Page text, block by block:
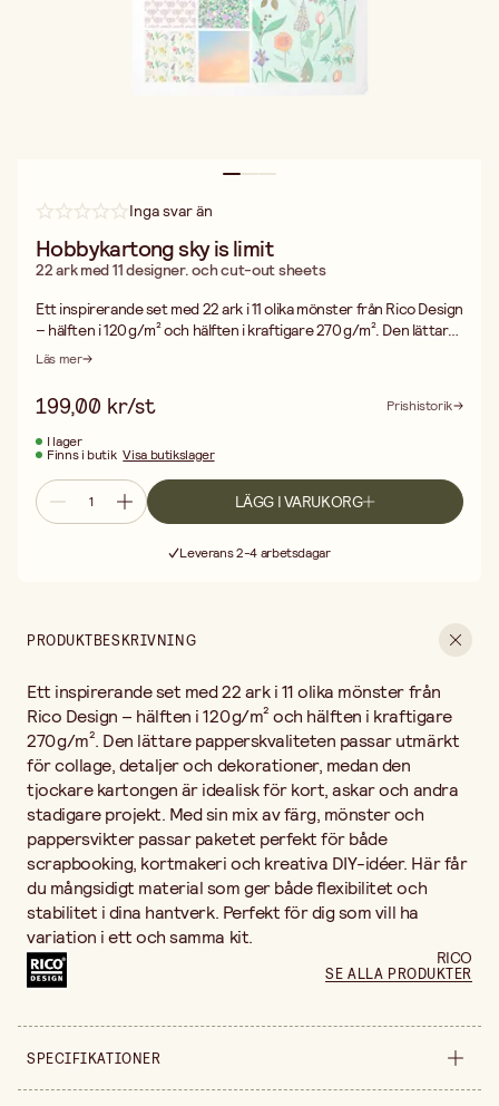
Inga svar än
Hobbykartong sky is limit
22 ark med 11 designer. och cut-out sheets
Ett inspirerande set med 22 ark i 11 olika mönster från Rico Design
– hälften i 120 g/m² och hälften i kraftigare 270 g/m². Den lättare
papperskvaliteten passar utmärkt för collage, detaljer och
askar och andra stadigare projekt. Med sin mix av färg, mönster
och pappersvikter passar paketet perfekt för både
scrapbooking, kortmakeri och kreativa DIY-idéer. Här får du
mångsidigt material som ger både flexibilitet och stabilitet i dina
hantverk. Perfekt för dig som vill ha variation i ett och samma kit.
Läs mer
199,00 kr/st
Prishistorik
I lager
Finns i butik Visa butikslager
LÄGG I VARUKORG
Leverans 2-4 arbetsdagar
PRODUKTBESKRIVNING
Ett inspirerande set med 22 ark i 11 olika mönster från
Rico Design – hälften i 120 g/m² och hälften i kraftigare
270 g/m². Den lättare papperskvaliteten passar utmärkt
för collage, detaljer och dekorationer, medan den
tjockare kartongen är idealisk för kort, askar och andra
stadigare projekt. Med sin mix av färg, mönster och
pappersvikter passar paketet perfekt för både
scrapbooking, kortmakeri och kreativa DIY-idéer. Här får
du mångsidigt material som ger både flexibilitet och
stabilitet i dina hantverk. Perfekt för dig som vill ha
variation i ett och samma kit.
RICO
SE ALLA PRODUKTER
SPECIFIKATIONER